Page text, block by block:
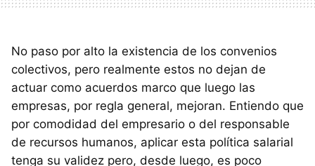
No paso por alto la existencia de los convenios
colectivos, pero realmente estos no dejan de
actuar como acuerdos marco que luego las
empresas, por regla general, mejoran. Entiendo que
por comodidad del empresario o del responsable
de recursos humanos, aplicar esta política salarial
tenga su validez pero, desde luego, es poco